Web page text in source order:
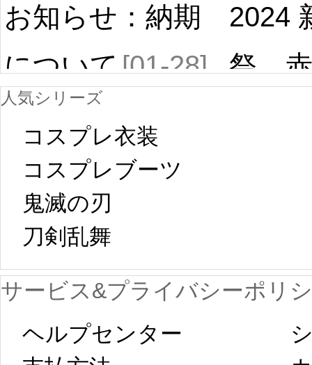
お知らせ：納期
について[01-28]
中国旧正月の影
響で2024年2月5
日から工場生産
が一時停止いた
します。 2月5日
2024
祭 赤
プレ
人気シリーズ
コスプレ衣装
コスプレブーツ
鬼滅の刃
刀剣乱舞
サービス&プライバシーポリ
ヘルプセンター